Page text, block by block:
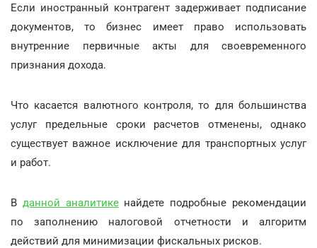
Если иностранный контрагент задерживает подписание
документов, то бизнес имеет право использовать
внутренние первичные акты для своевременного
признания дохода.
Что касается валютного контроля, то для большинства
услуг предельные сроки расчетов отменены, однако
существует важное исключение для транспортных услуг
и работ.
В данной аналитикенайдете подробные рекомендации
по заполнению налоговой отчетности и алгоритм
действий для минимизации фискальных рисков.